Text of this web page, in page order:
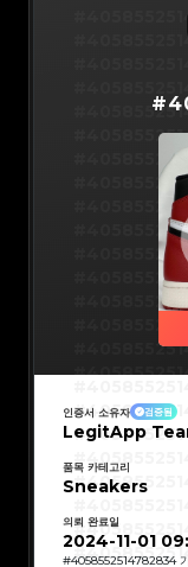
#
인증서 소유자 검증됨
LegitApp
품목 카테고리
Sneakers
의뢰 완료일
2024-11-01
#4058552514782834